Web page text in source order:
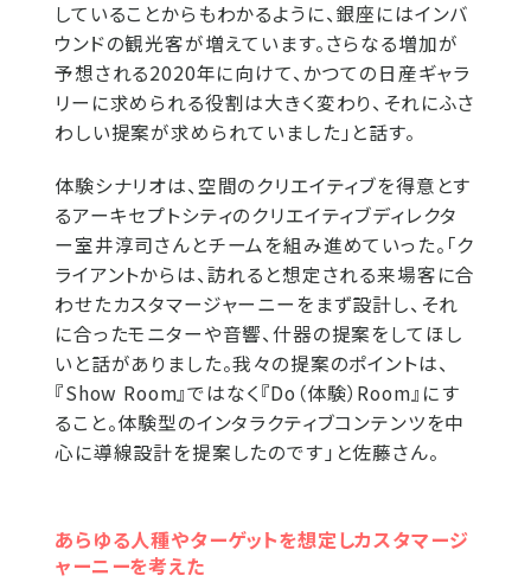
していることからもわかるように、銀座にはインバ
ウンドの観光客が増えています。さらなる増加が
予想される2020年に向けて、かつての日産ギャラ
リーに求められる役割は大きく変わり、それにふさ
わしい提案が求められていました」と話す。
体験シナリオは、空間のクリエイティブを得意とす
るアーキセプトシティのクリエイティブディレクタ
ー室井淳司さんとチームを組み進めていった。「ク
ライアントからは、訪れると想定される来場客に合
わせたカスタマージャーニーをまず設計し、それ
に合ったモニターや音響、什器の提案をしてほし
いと話がありました。我々の提案のポイントは、
『Show Room』ではなく『Do（体験）Room』にす
ること。体験型のインタラクティブコンテンツを中
心に導線設計を提案したのです」と佐藤さん。
あらゆる人種やターゲットを想定しカスタマージ
ャーニーを考えた